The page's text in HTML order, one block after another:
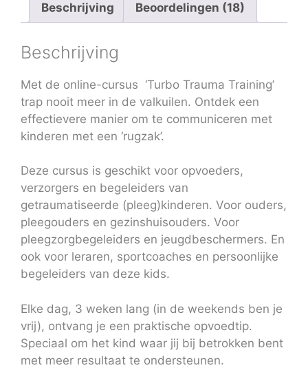
Beschrijving Beoordelingen (18)
Beschrijving
Met de online-cursus ‘Turbo Trauma Training’
trap nooit meer in de valkuilen. Ontdek een
effectievere manier om te communiceren met
kinderen met een ‘rugzak’.
Deze cursus is geschikt voor opvoeders,
verzorgers en begeleiders van
getraumatiseerde (pleeg)kinderen. Voor ouders,
pleegouders en gezinshuisouders. Voor
pleegzorgbegeleiders en jeugdbeschermers. En
ook voor leraren, sportcoaches en persoonlijke
begeleiders van deze kids.
Elke dag, 3 weken lang (in de weekends ben je
vrij), ontvang je een praktische opvoedtip.
Speciaal om het kind waar jij bij betrokken bent
met meer resultaat te ondersteunen.